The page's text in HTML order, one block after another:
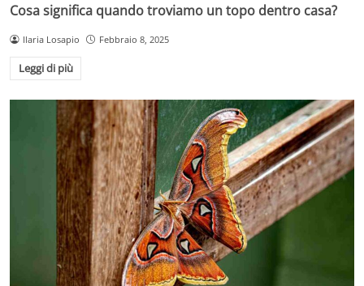
Cosa significa quando troviamo un topo dentro casa?
Ilaria Losapio Febbraio 8, 2025
Leggi di più